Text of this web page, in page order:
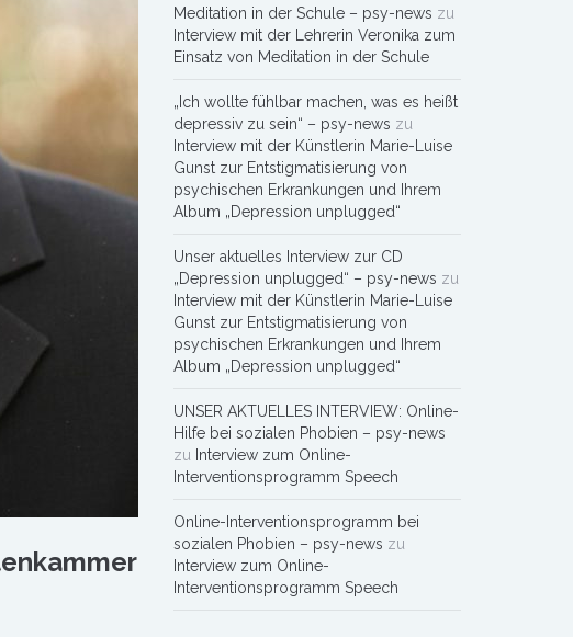
Meditation in der Schule – psy-news zu
Interview mit der Lehrerin Veronika zum
Einsatz von Meditation in der Schule
„Ich wollte fühlbar machen, was es heißt
depressiv zu sein“ – psy-news zu
Interview mit der Künstlerin Marie-Luise
Gunst zur Entstigmatisierung von
psychischen Erkrankungen und Ihrem
Album „Depression unplugged“
Unser aktuelles Interview zur CD
„Depression unplugged“ – psy-news zu
Interview mit der Künstlerin Marie-Luise
Gunst zur Entstigmatisierung von
psychischen Erkrankungen und Ihrem
Album „Depression unplugged“
UNSER AKTUELLES INTERVIEW: Online-
Hilfe bei sozialen Phobien – psy-news
zu Interview zum Online-
Interventionsprogramm Speech
Online-Interventionsprogramm bei
sozialen Phobien – psy-news zu
Interview zum Online-
Interventionsprogramm Speech